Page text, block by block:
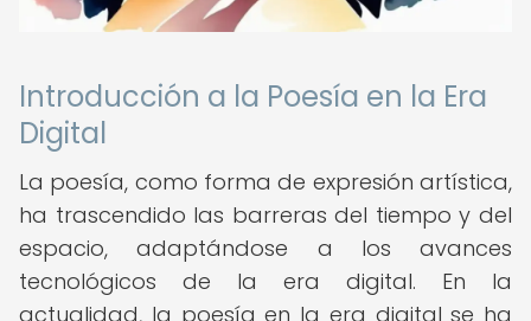
Introducción a la Poesía en la Era
Digital
La poesía, como forma de expresión artística,
ha trascendido las barreras del tiempo y del
espacio, adaptándose a los avances
tecnológicos de la era digital. En la
actualidad, la poesía en la era digital se ha